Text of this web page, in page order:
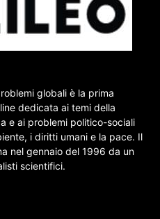
globali è la prima
dedicata ai temi della
e ai problemi politico-sociali
i diritti umani e la pace. Il
nel gennaio del 1996 da un
scientifici.